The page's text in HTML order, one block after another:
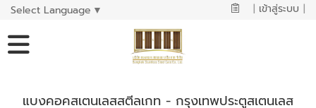
Select Language ▼ | เข้าสู่ระบบ |
แบงคอคสเตนเลสสตีลเกท - กรุงเทพประตูสเตนเลส